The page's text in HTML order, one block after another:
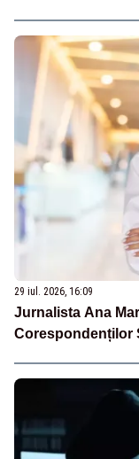
29 iul. 2026, 16:09
Jurnalista Ana
Corespondenților